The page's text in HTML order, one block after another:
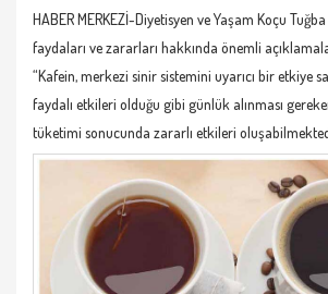
HABER MERKEZİ-Diyetisyen ve Yaşam Koçu
faydaları ve zararları hakkında önemli
“Kafein, merkezi sinir sistemini uyarıcı bir etkiye
faydalı etkileri olduğu gibi günlük alınması
tüketimi sonucunda zararlı etkileri